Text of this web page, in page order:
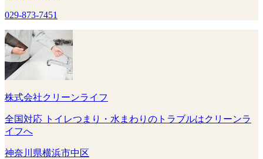
029-873-7451
株式会社クリーンライフ
全国対応 トイレつまり・水まわりのトラブルはクリーンラ
イフへ
神奈川県横浜市中区